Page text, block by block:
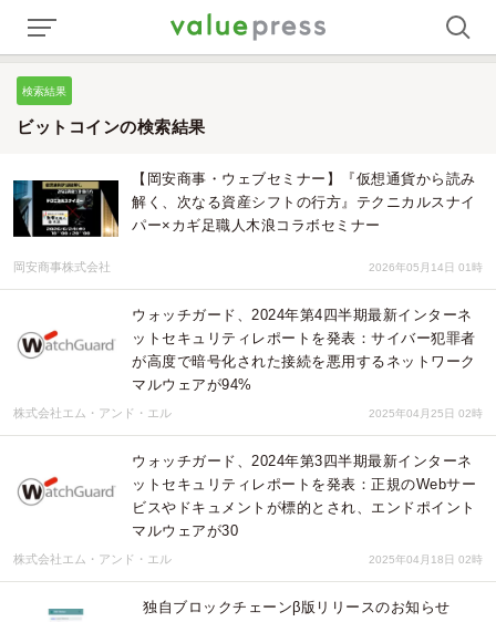
検索結果
ビットコインの検索結果
【岡安商事・ウェブセミナー】『仮想通貨から読み
解く、次なる資産シフトの行方』テクニカルスナイ
パー×カギ足職人木浪コラボセミナー
岡安商事株式会社 2026年05月14日 01時
ウォッチガード、2024年第4四半期最新インターネ
ットセキュリティレポートを発表：サイバー犯罪者
が高度で暗号化された接続を悪用するネットワーク
マルウェアが94%
株式会社エム・アンド・エル 2025年04月25日 02時
ウォッチガード、2024年第3四半期最新インターネ
ットセキュリティレポートを発表：正規のWebサー
ビスやドキュメントが標的とされ、エンドポイント
マルウェアが30
株式会社エム・アンド・エル 2025年04月18日 02時
独自ブロックチェーンβ版リリースのお知らせ